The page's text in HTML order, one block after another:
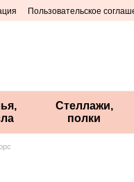
Пользовательское
Стеллажи,
полки